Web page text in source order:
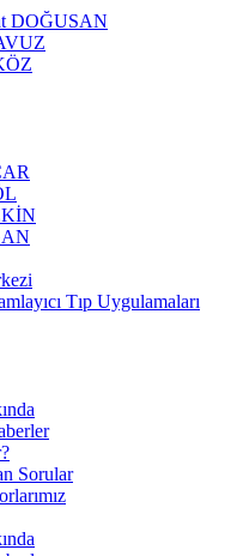
DOĞUSAN
Tıp Uygulamaları
Sorular